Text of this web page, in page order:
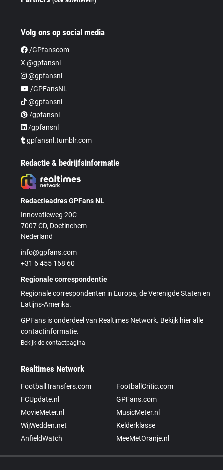
Volg ons op social media
/GPfanscom
X @gpfansnl
@gpfansnl
/GPFansNL
@gpfansnl
/gpfansnl
/gpfansnl
gpfansnl.tumblr.com
Redactie & bedrijfsinformatie
Redactieadres GPFans NL
Innovatieweg 20C
7007 CD, Doetinchem
Nederland
info@gpfans.com
+31 6 455 168 60
Regionale correspondentie
Regionale correspondenten in Europa, de Verenigde Staten en
Latijns-Amerika.
GPFans is onderdeel van Realtimes Network. Bekijk hier alle
contactinformatie.
Bekijk de contactpagina
Realtimes Network
FootballTransfers.com
FootballCritic.com
FCUpdate.nl
GPFans.com
MovieMeter.nl
MusicMeter.nl
WijWedden.net
Kelderklasse
AnfieldWatch
MeeMetOranje.nl